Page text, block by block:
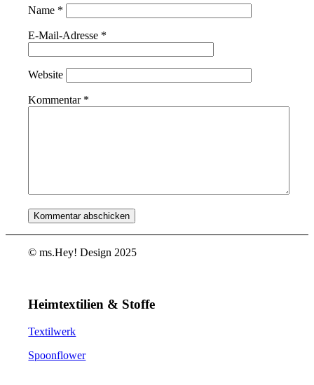
Name *
E-Mail-Adresse *
Website
Kommentar *
© ms.Hey! Design 2025
Heimtextilien & Stoffe
Textilwerk
Spoonflower